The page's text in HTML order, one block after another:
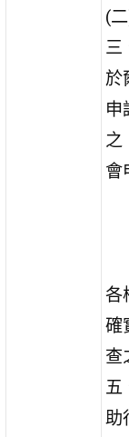
(
三
於
申
之
各
確
查
五
助